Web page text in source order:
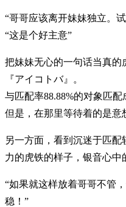
“哥哥应该离开妹妹独立。
“这是个好主意”
把妹妹无心的一句话当真的
『アイコトバ』。
与匹配率88.88%的对象匹配
但是，在那里等待着的是
另一方面，看到沉迷于匹
力的虎铁的样子，银音心中
“如果就这样放着哥哥不管
稳！”